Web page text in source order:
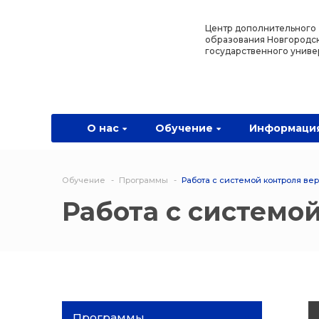
О нас Обучение
Программы
колледж
Мероприятия
Центр дополнительного
образования
государственного
Обучение Программы Работа с системой контроля
Работа с